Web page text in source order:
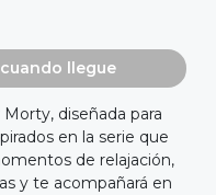
llegue
diseñada para
en la serie que
de relajación,
y te acompañará en